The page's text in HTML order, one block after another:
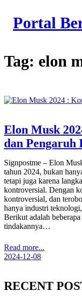
content
Portal
Tag: elon
Elon Musk
dan Pengaruh
Signpostme – Elon
tahun 2024, bukan
tetapi juga karena
kontroversial. Dengan
kontroversial, dan
hanya industri
Berikut adalah
tindakannya…
Read more...
2024-12-08
RECENT